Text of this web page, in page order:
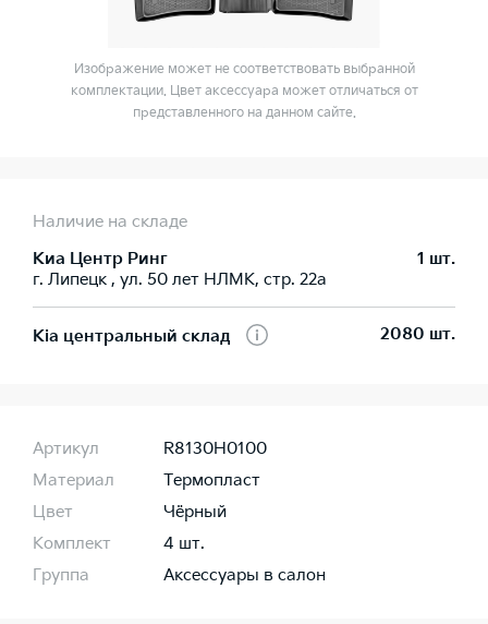
Изображение может не соответствовать выбранной
комплектации. Цвет аксессуара может отличаться от
представленного на данном сайте.
Наличие на складе
Киа Центр Ринг
г. Липецк , ул. 50 лет НЛМК, стр. 22а
1 шт.
Kia центральный склад 2080 шт.
Артикул
R8130H0100
Материал
Термопласт
Цвет
Чёрный
Комплект
4 шт.
Группа
Аксессуары в салон